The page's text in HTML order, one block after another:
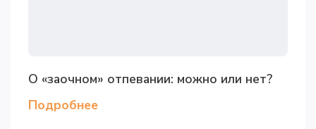
О «заочном» отпевании: можно или нет?
Подробнее